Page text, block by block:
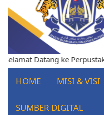
Datang ke
HOME MISI & VISI
SUMBER DIGITAL